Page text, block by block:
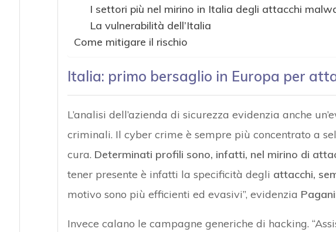
I settori più nel mirino in Italia degli attacchi
La vulnerabilità dell’Italia
Come mitigare il rischio
Italia: primo bersaglio in Europa per
L’analisi dell’azienda di sicurezza evidenzia anche
criminali. Il cyber crime è sempre più concentrato a
cura. Determinati profili sono, infatti, nel mirino di
tener presente è infatti la specificità degli attacchi,
motivo sono più efficienti ed evasivi”, evidenzia
Invece calano le campagne generiche di hacking.